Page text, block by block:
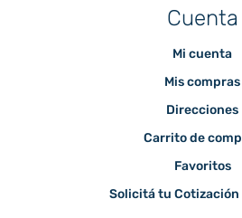
Cuenta
Mi cuenta
Mis compras
Direcciones
Carrito de
Favoritos
Solicitá tu Cotización